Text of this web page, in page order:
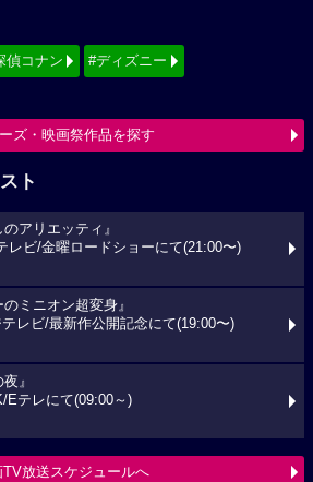
偵コナン #ディズニー
ズ・映画祭作品を探す
ト
のアリエッティ』
レビ/金曜ロードショーにて(21:00〜)
のミニオン超変身』
レビ/最新作公開記念にて(19:00〜)
』
Eテレにて(09:00～)
TV放送スケジュールへ